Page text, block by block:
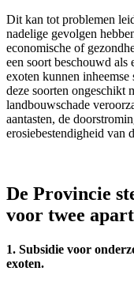
Dit kan tot problemen
nadelige gevolgen
economische of
een soort beschouwd als
exoten kunnen
deze soorten ongeschikt
landbouwschade
aantasten, de
erosiebestendigheid van
De Provincie
voor twee
1. Subsidie voor
exoten.